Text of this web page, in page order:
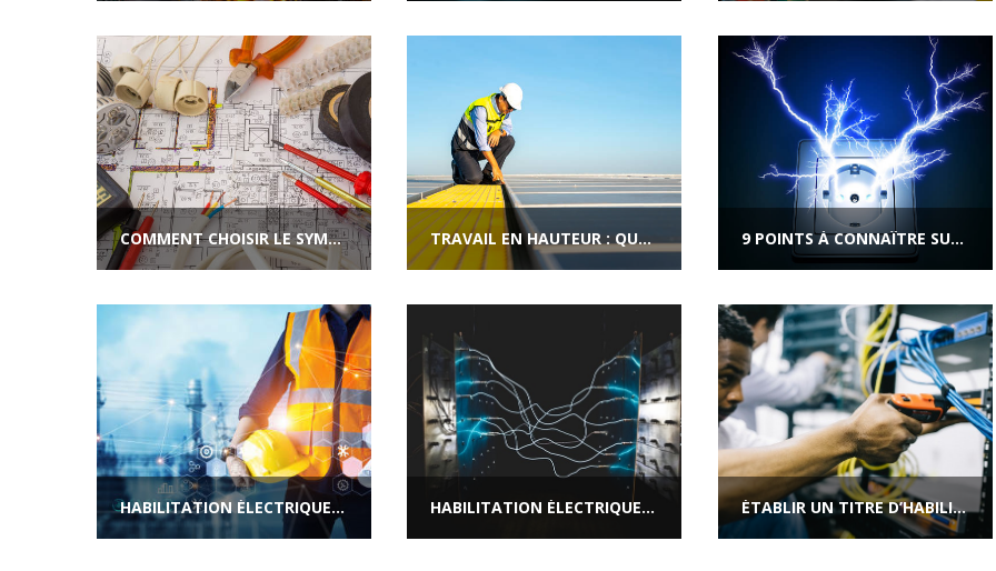
COMMENT CHOISIR LE SYMBOLE D’HABILITATION ÉLECTRIQUE ? TRAVAIL EN HAUTEUR : QUELLE HABILITATION ? 9 POINTS À CONNAÎTRE SUR LE RISQUE ÉLECTRIQUE
HABILITATION ÉLECTRIQUE : QUI EST RESPONSABLE DE QUI ? HABILITATION ÉLECTRIQUE BR | CHARGÉ D’INTERVENTION GÉNÉRALE BT ÉTABLIR UN TITRE D’HABILITATION | MODÈLE